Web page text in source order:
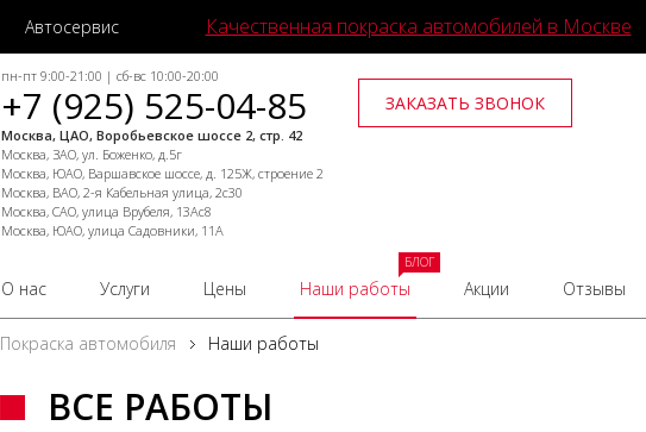
Автосервис Качественная покраска автомобилей в Москве
пн-пт 9:00-21:00 | сб-вс 10:00-20:00
+7 (925) 525-04-85
Москва, ЦАО, Воробьевское шоссе 2, стр. 42
Москва, ЗАО, ул. Боженко, д.5г
Москва, ЮАО, Варшавское шоссе, д. 125Ж, строение 2
Москва, ВАО, 2-я Кабельная улица, 2с30
Москва, САО, улица Врубеля, 13Ас8
Москва, ЮАО, улица Садовники, 11А
ЗАКАЗАТЬ ЗВОНОК
О нас Услуги Цены Наши работы
БЛОГ
Акции Отзывы
Покраска автомобиля Наши работы
ВСЕ РАБОТЫ